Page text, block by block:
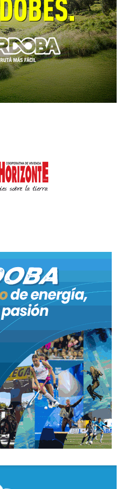
comercios que no son
realizar la adhesión a través
o el oficial de
requisitos vigentes:
de FirstData las ventas
MasterCard y